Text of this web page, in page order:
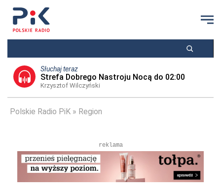
Słuchaj teraz
Strefa Dobrego Nastroju Nocą do 02:00
Krzysztof Wilczyński
Polskie Radio PiK Region
reklama